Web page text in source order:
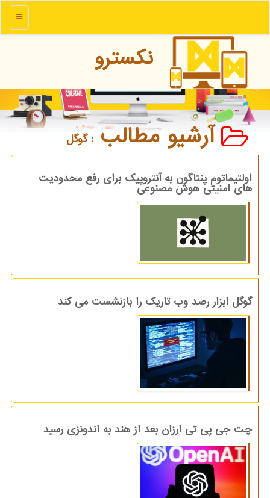
منو
نكسترو
آرشیو مطالب : گوگل
اولتیماتوم پنتاگون به آنتروپیک برای رفع محدودیت
های امنیتی هوش مصنوعی
گوگل ابزار رصد وب تاریک را بازنشست می کند
چت جی پی تی ارزان بعد از هند به اندونزی رسید